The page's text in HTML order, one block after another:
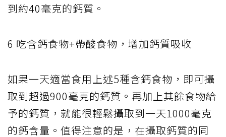
到約40毫克的鈣質。
6 吃含鈣食物+帶酸食物，增加鈣質吸收
如果一天適當食用上述5種含鈣食物，即可攝
取到超過900毫克的鈣質。再加上其餘食物給
予的鈣質，就能很輕鬆攝取到一天1000毫克
的鈣含量。值得注意的是，在攝取鈣質的同